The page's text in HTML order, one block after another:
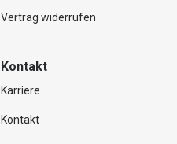
Vertrag widerrufen
Kontakt
Karriere
Kontakt